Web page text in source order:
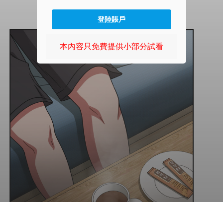
登陸賬戶
本內容只免費提供小部分試看